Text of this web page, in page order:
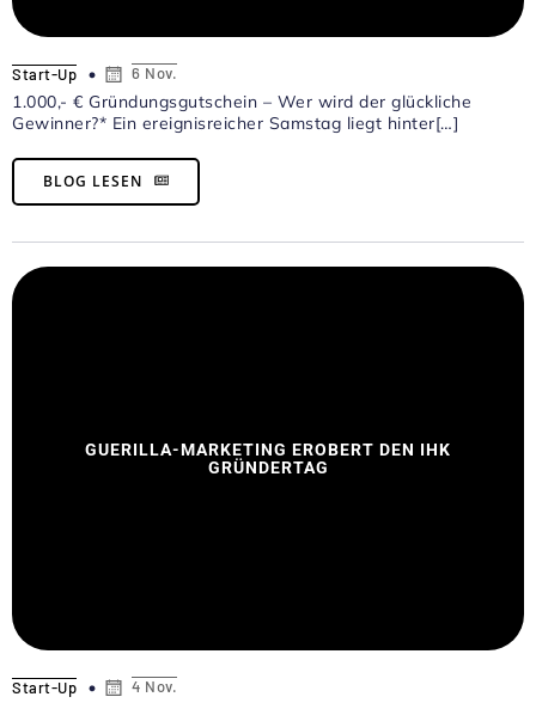
Start-Up 6 Nov.
1.000,- € Gründungsgutschein – Wer wird der glückliche
Gewinner?* Ein ereignisreicher Samstag liegt hinter[…]
BLOG LESEN
GUERILLA-MARKETING EROBERT DEN IHK
GRÜNDERTAG
Start-Up 4 Nov.